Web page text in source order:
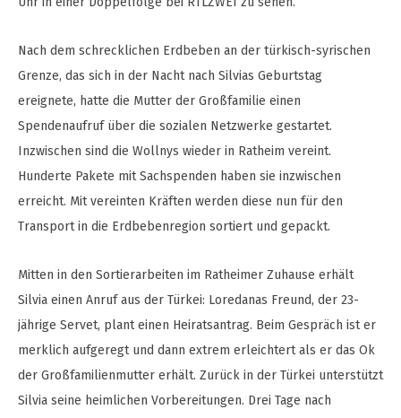
Nach dem schrecklichen Erdbeben an der türkisch-syrischen
Grenze, das sich in der Nacht nach Silvias Geburtstag
ereignete, hatte die Mutter der Großfamilie einen
Spendenaufruf über die sozialen Netzwerke gestartet.
Inzwischen sind die Wollnys wieder in Ratheim vereint.
Hunderte Pakete mit Sachspenden haben sie inzwischen
erreicht. Mit vereinten Kräften werden diese nun für den
Transport in die Erdbebenregion sortiert und gepackt.
Mitten in den Sortierarbeiten im Ratheimer Zuhause erhält
Silvia einen Anruf aus der Türkei: Loredanas Freund, der 23-
jährige Servet, plant einen Heiratsantrag. Beim Gespräch ist er
merklich aufgeregt und dann extrem erleichtert als er das Ok
der Großfamilienmutter erhält. Zurück in der Türkei unterstützt
Silvia seine heimlichen Vorbereitungen. Drei Tage nach